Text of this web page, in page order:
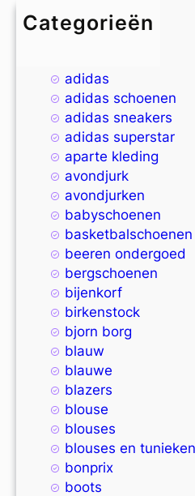
Categorieën
4xl
adidas
adidas schoenen
adidas sneakers
adidas superstar
aparte kleding
avondjurk
avondjurken
babyschoenen
basketbalschoenen
beeren ondergoed
bergschoenen
bijenkorf
birkenstock
bjorn borg
blauw
blauwe
blazers
blouse
blouses
blouses en tunieken
bonprix
boots